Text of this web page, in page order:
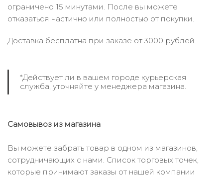
ограничено 15 минутами. После вы можете
отказаться частично или полностью от покупки.
Доставка бесплатна при заказе от 3000 рублей.
*Действует ли в вашем городе курьерская
служба, уточняйте у менеджера магазина.
Самовывоз из магазина
Вы можете забрать товар в одном из магазинов,
сотрудничающих с нами. Список торговых точек,
которые принимают заказы от нашей компании